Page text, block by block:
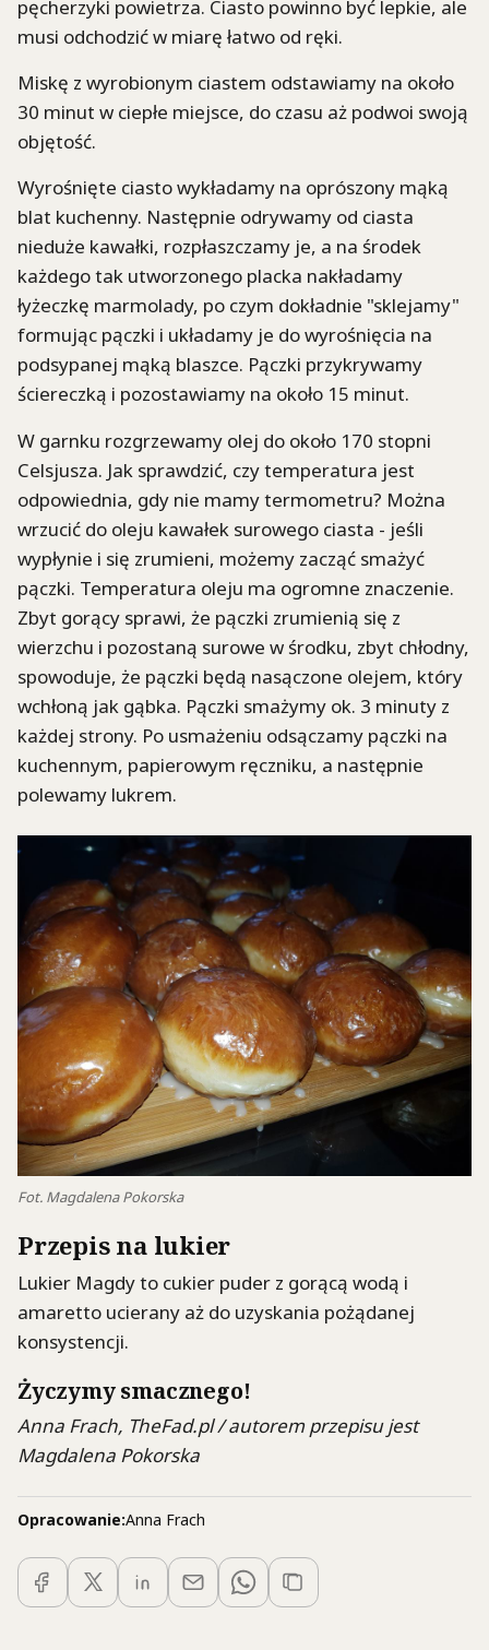
pęcherzyki powietrza. Ciasto powinno być lepkie, ale
musi odchodzić w miarę łatwo od ręki.
Miskę z wyrobionym ciastem odstawiamy na około
30 minut w ciepłe miejsce, do czasu aż podwoi swoją
objętość.
Wyrośnięte ciasto wykładamy na oprószony mąką
blat kuchenny. Następnie odrywamy od ciasta
nieduże kawałki, rozpłaszczamy je, a na środek
każdego tak utworzonego placka nakładamy
łyżeczkę marmolady, po czym dokładnie "sklejamy"
formując pączki i układamy je do wyrośnięcia na
podsypanej mąką blaszce. Pączki przykrywamy
ściereczką i pozostawiamy na około 15 minut.
W garnku rozgrzewamy olej do około 170 stopni
Celsjusza. Jak sprawdzić, czy temperatura jest
odpowiednia, gdy nie mamy termometru? Można
wrzucić do oleju kawałek surowego ciasta - jeśli
wypłynie i się zrumieni, możemy zacząć smażyć
pączki. Temperatura oleju ma ogromne znaczenie.
Zbyt gorący sprawi, że pączki zrumienią się z
wierzchu i pozostaną surowe w środku, zbyt chłodny,
spowoduje, że pączki będą nasączone olejem, który
wchłoną jak gąbka. Pączki smażymy ok. 3 minuty z
każdej strony. Po usmażeniu odsączamy pączki na
kuchennym, papierowym ręczniku, a następnie
polewamy lukrem.
Fot. Magdalena Pokorska
Przepis na lukier
Lukier Magdy to cukier puder z gorącą wodą i
amaretto ucierany aż do uzyskania pożądanej
konsystencji.
Życzymy smacznego!
Anna Frach, TheFad.pl / autorem przepisu jest
Magdalena Pokorska
Opracowanie:Anna Frach